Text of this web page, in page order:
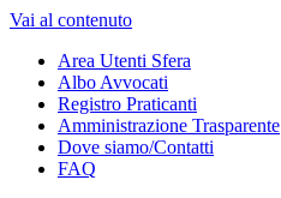
Vai al contenuto
Area Utenti Sfera
Albo Avvocati
Registro Praticanti
Amministrazione Trasparente
Dove siamo/Contatti
FAQ